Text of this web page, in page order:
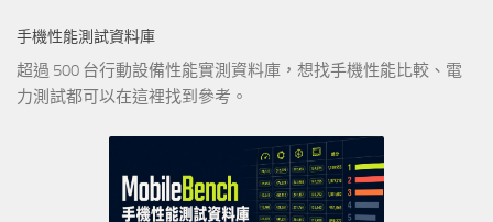
手機性能測試資料庫
超過 500 台行動設備性能實測資料庫，想找手機性能比較、電
力測試都可以在這裡找到參考。